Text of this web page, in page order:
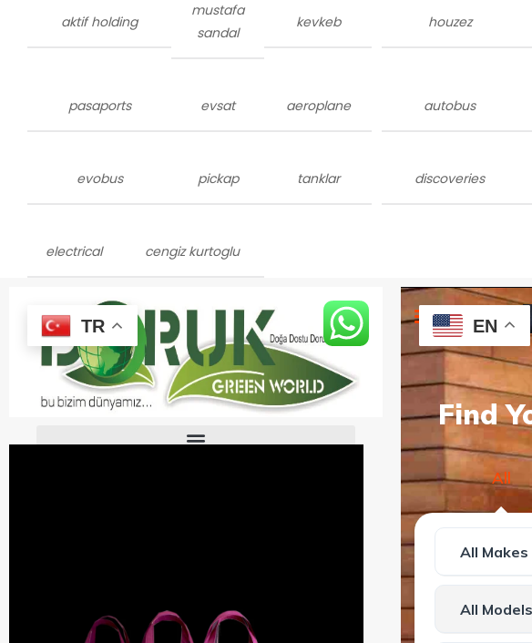
aktif holding
mustafa
sandal
kevkeb houzez
pasaports evsat aeroplane autobus
evobus pickap tanklar discoveries
electrical cengiz kurtoglu